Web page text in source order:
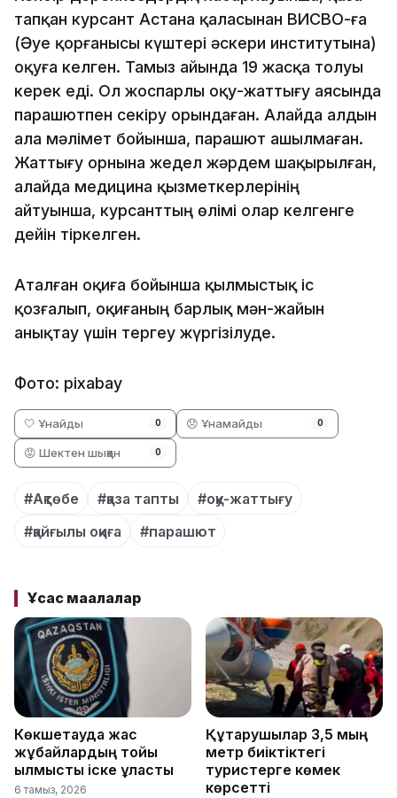
тапқан курсант Астана қаласынан ВИСВО-ға
(Әуе қорғанысы күштері әскери институтына)
оқуға келген. Тамыз айында 19 жасқа толуы
керек еді. Ол жоспарлы оқу-жаттығу аясында
парашютпен секіру орындаған. Алайда алдын
ала мәлімет бойынша, парашют ашылмаған.
Жаттығу орнына жедел жәрдем шақырылған,
алайда медицина қызметкерлерінің
айтуынша, курсанттың өлімі олар келгенге
дейін тіркелген.
Аталған оқиға бойынша қылмыстық іс
қозғалып, оқиғаның барлық мән-жайын
анықтау үшін тергеу жүргізілуде.
Фото: pixabay
🤍 Ұнайды 0 😞 Ұнамайды 0
😡 Шектен шыққан 0
#Ақтөбе #қаза тапты
#оқу-жаттығу
#қайғылы оқиға
#парашют
Ұқсас мақалалар
Көкшетауда жас
жұбайлардың тойы
қылмыстық іске ұласты
6 тамыз, 2026
Құтқарушылар 3,5 мың
метр биіктіктегі
туристерге көмек
көрсетті